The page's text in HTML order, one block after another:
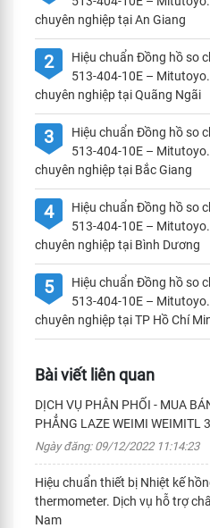
chuyên nghiệp tại An Giang
2
Hiệu chuẩn Đồng hồ so
513-404-10E –
chuyên nghiệp tại Quãng Ngãi
3
Hiệu chuẩn Đồng hồ so
513-404-10E –
chuyên nghiệp tại Bắc Giang
4
Hiệu chuẩn Đồng hồ so
513-404-10E –
chuyên nghiệp tại Bình Dương
5
Hiệu chuẩn Đồng hồ so
513-404-10E –
chuyên nghiệp tại TP Hồ Chí
Bài viết liên quan
DỊCH VỤ PHÂN PHỐI - MUA
PHẲNG LAZE WEIMI
Ngày đăng: 09/12/2022 11:14:23
Hiệu chuẩn thiết bị Nhiệt kế
thermometer. Dịch vụ hỗ trợ
Nam